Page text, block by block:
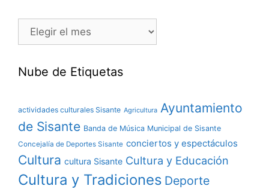
Nube de Etiquetas
actividades culturales Sisante Agricultura Ayuntamiento
de Sisante Banda de Música Municipal de Sisante
Concejalía de Deportes Sisante conciertos y espectáculos
Cultura cultura Sisante Cultura y Educación
Cultura y Tradiciones Deporte